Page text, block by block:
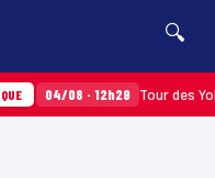
🔍
04/08 · 12h29 Tour des Yoles et